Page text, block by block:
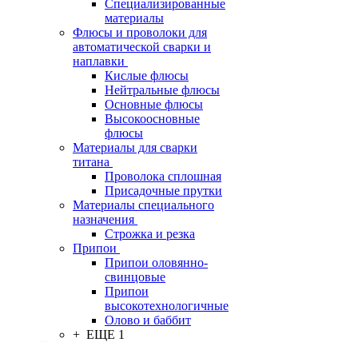
Специализированные
материалы
Флюсы и проволоки для
автоматической сварки и
наплавки
Кислые флюсы
Нейтральные флюсы
Основные флюсы
Высокоосновные
флюсы
Материалы для сварки
титана
Проволока сплошная
Присадочные прутки
Материалы специального
назначения
Строжка и резка
Припои
Припои оловянно-
свинцовые
Припои
высокотехнологичные
Олово и баббит
+ ЕЩЕ 1